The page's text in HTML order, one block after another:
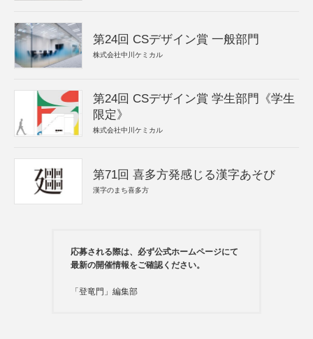
第24回 CSデザイン賞 一般部門
株式会社中川ケミカル
第24回 CSデザイン賞 学生部門《学生
限定》
株式会社中川ケミカル
第71回 喜多方発感じる漢字あそび
漢字のまち喜多方
応募される際は、必ず公式ホームページにて
最新の開催情報をご確認ください。
「登竜門」編集部